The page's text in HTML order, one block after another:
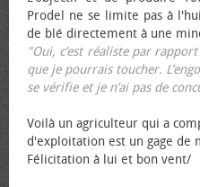
Prodel ne se limite pas à
de blé directement à une
"Oui, c’est réaliste par
que je pourrais toucher.
se vérifie et je n’ai pas de
Voilà un agriculteur qui a
d'exploitation est un gage de
Félicitation à lui et bon vent/